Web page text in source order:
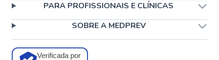
PARA PROFISSIONAIS E CLÍNICAS
SOBRE A MEDPREV
Verificada por